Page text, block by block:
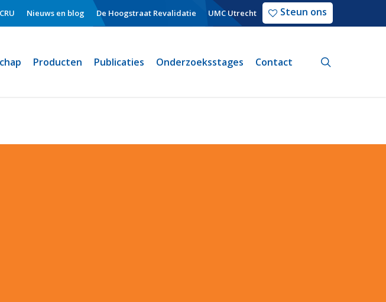
Nieuws en blog De Hoogstraat Revalidatie UMC Utrecht Steun ons
Producten Publicaties Onderzoeksstages Contact